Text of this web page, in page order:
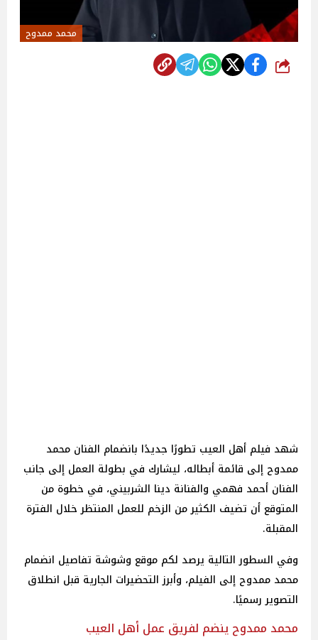
محمد ممدوح
شارك
شهد فيلم أهل العيب تطورًا جديدًا بانضمام الفنان محمد
ممدوح إلى قائمة أبطاله، ليشارك في بطولة العمل إلى جانب
الفنان أحمد فهمي والفنانة دينا الشربيني، في خطوة من
المتوقع أن تضيف الكثير من الزخم للعمل المنتظر خلال الفترة
المقبلة.
وفي السطور التالية يرصد لكم موقع وشوشة تفاصيل انضمام
محمد ممدوح إلى الفيلم، وأبرز التحضيرات الجارية قبل انطلاق
التصوير رسميًا.
محمد ممدوح ينضم لفريق عمل أهل العيب